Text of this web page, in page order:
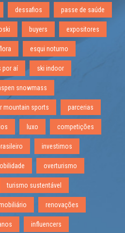
dessafios passe de saúde
buyers expositores
esqui noturno
por aí ski indoor
snowmass
mountain sports parcerias
luxo competições
investimos
overturismo
turismo sustentável
renovações
influencers